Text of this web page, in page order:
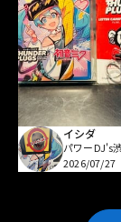
イシダ
パワーDJ's
2026/07/27